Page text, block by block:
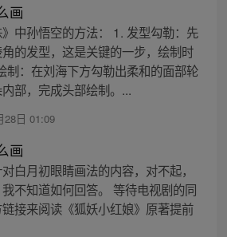
画
中孙悟空的方法： 1. 发型勾勒：先
的发型，这是关键的一步，绘制时
制：在刘海下方勾勒出柔和的面部轮
部，完成头部绘制。...
28日 01:09
画
白月初眼睛画法的内容，对不起，
不知道如何回答。 等待电视剧的同
接来阅读《狐妖小红娘》原著提前